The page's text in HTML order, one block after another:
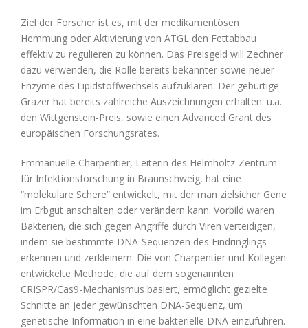
Ziel der Forscher ist es, mit der medikamentösen
Hemmung oder Aktivierung von ATGL den Fettabbau
effektiv zu regulieren zu können. Das Preisgeld will Zechner
dazu verwenden, die Rolle bereits bekannter sowie neuer
Enzyme des Lipidstoffwechsels aufzuklären. Der gebürtige
Grazer hat bereits zahlreiche Auszeichnungen erhalten: u.a.
den Wittgenstein-Preis, sowie einen Advanced Grant des
europäischen Forschungsrates.
Emmanuelle Charpentier, Leiterin des Helmholtz-Zentrum
für Infektionsforschung in Braunschweig, hat eine
“molekulare Schere” entwickelt, mit der man zielsicher Gene
im Erbgut anschalten oder verändern kann. Vorbild waren
Bakterien, die sich gegen Angriffe durch Viren verteidigen,
indem sie bestimmte DNA-Sequenzen des Eindringlings
erkennen und zerkleinern. Die von Charpentier und Kollegen
entwickelte Methode, die auf dem sogenannten
CRISPR/Cas9-Mechanismus basiert, ermöglicht gezielte
Schnitte an jeder gewünschten DNA-Sequenz, um
genetische Information in eine bakterielle DNA einzuführen.